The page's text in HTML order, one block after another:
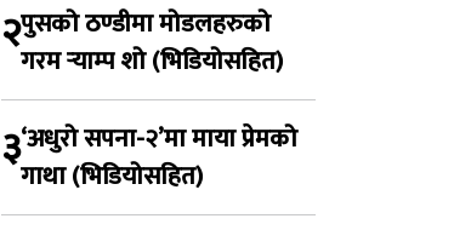
२पुसको ठण्डीमा मोडलहरुको
गरम र्‍याम्प शो (भिडियोसहित)
३‘अधुरो सपना-२’मा माया प्रेमको
गाथा (भिडियोसहित)